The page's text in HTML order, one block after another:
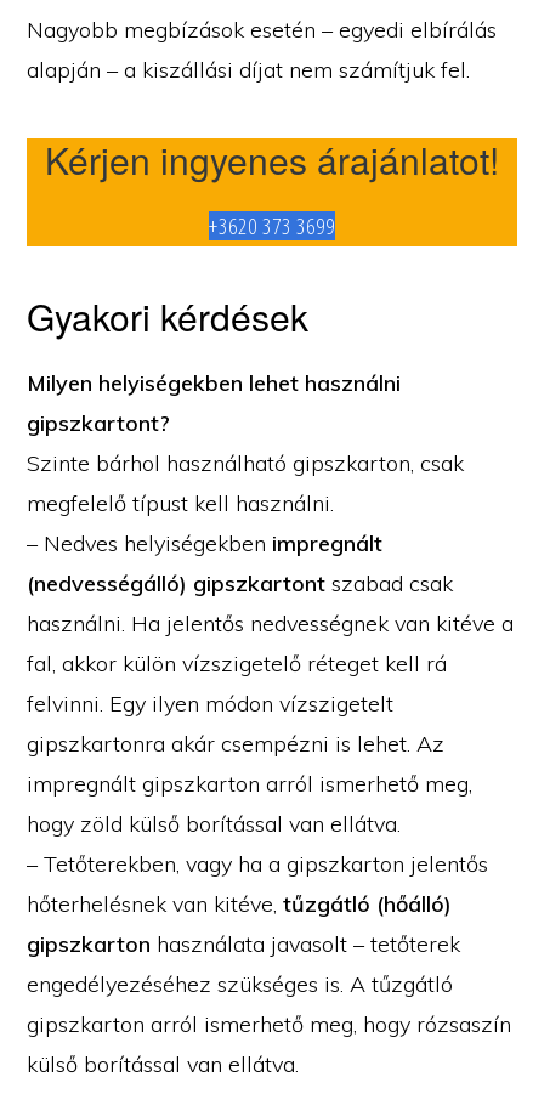
Nagyobb megbízások esetén – egyedi elbírálás
alapján – a kiszállási díjat nem számítjuk fel.
Kérjen ingyenes árajánlatot!
+3620 373 3699
Gyakori kérdések
Milyen helyiségekben lehet használni
gipszkartont?
Szinte bárhol használható gipszkarton, csak
megfelelő típust kell használni.
– Nedves helyiségekben impregnált
(nedvességálló) gipszkartont szabad csak
használni. Ha jelentős nedvességnek van kitéve a
fal, akkor külön vízszigetelő réteget kell rá
felvinni. Egy ilyen módon vízszigetelt
gipszkartonra akár csempézni is lehet. Az
impregnált gipszkarton arról ismerhető meg,
hogy zöld külső borítással van ellátva.
– Tetőterekben, vagy ha a gipszkarton jelentős
hőterhelésnek van kitéve,tűzgátló (hőálló)
gipszkarton használata javasolt – tetőterek
engedélyezéséhez szükséges is. A tűzgátló
gipszkarton arról ismerhető meg, hogy rózsaszín
külső borítással van ellátva.